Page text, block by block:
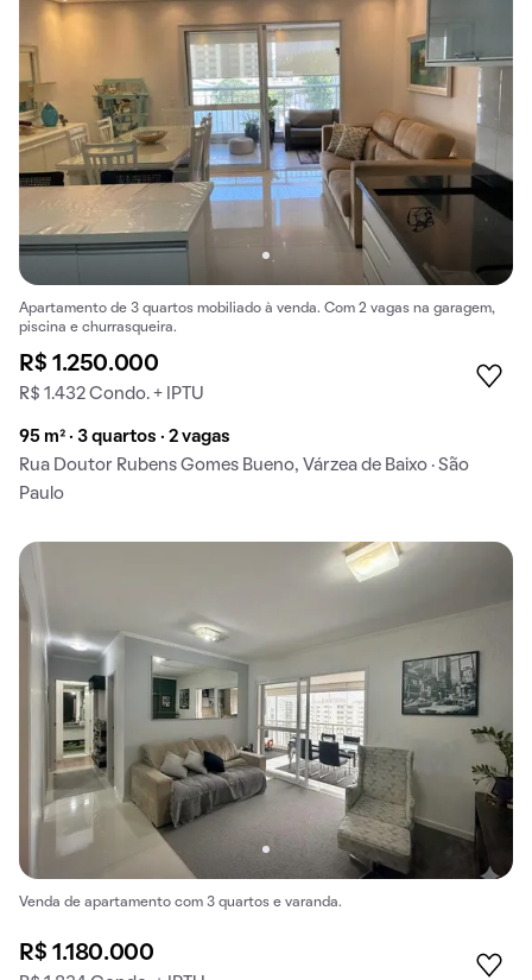
Apartamento de 3 quartos mobiliado à venda. Com 2 vagas na garagem,
piscina e churrasqueira.
R$ 1.250.000
R$ 1.432 Condo. + IPTU
95 m² · 3 quartos · 2 vagas
Rua Doutor Rubens Gomes Bueno, Várzea de Baixo · São
Paulo
Venda de apartamento com 3 quartos e varanda.
R$ 1.180.000